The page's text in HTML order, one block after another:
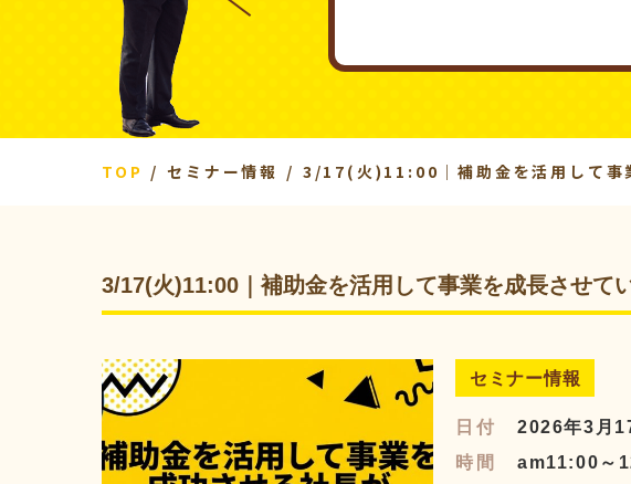
TOP セミナー情報 3/17(火)11:00｜補助金を活用して事
3/17(火)11:00｜補助金を活用して事業を成長させて
セミナー情報
日付
2026年3月
時間
am11:00～